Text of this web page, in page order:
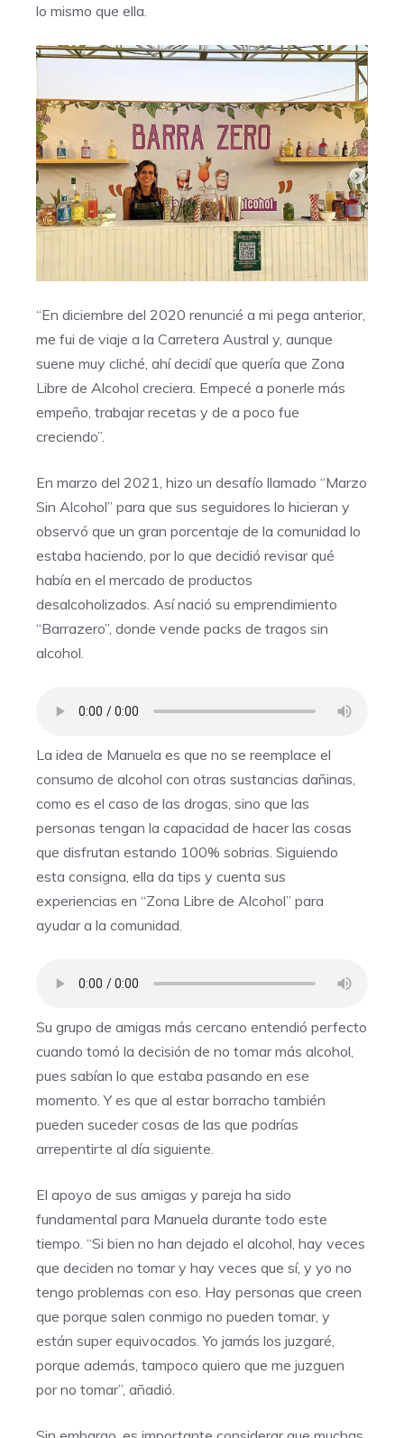
lo mismo que ella.
“En diciembre del 2020 renuncié a mi pega anterior,
me fui de viaje a la Carretera Austral y, aunque
suene muy cliché, ahí decidí que quería que Zona
Libre de Alcohol creciera. Empecé a ponerle más
empeño, trabajar recetas y de a poco fue
creciendo”.
En marzo del 2021, hizo un desafío llamado “Marzo
Sin Alcohol” para que sus seguidores lo hicieran y
observó que un gran porcentaje de la comunidad lo
estaba haciendo, por lo que decidió revisar qué
había en el mercado de productos
desalcoholizados. Así nació su emprendimiento
“Barrazero”, donde vende packs de tragos sin
alcohol.
La idea de Manuela es que no se reemplace el
consumo de alcohol con otras sustancias dañinas,
como es el caso de las drogas, sino que las
personas tengan la capacidad de hacer las cosas
que disfrutan estando 100% sobrias. Siguiendo
esta consigna, ella da tips y cuenta sus
experiencias en “Zona Libre de Alcohol” para
ayudar a la comunidad.
Su grupo de amigas más cercano entendió perfecto
cuando tomó la decisión de no tomar más alcohol,
pues sabían lo que estaba pasando en ese
momento. Y es que al estar borracho también
pueden suceder cosas de las que podrías
arrepentirte al día siguiente.
El apoyo de sus amigas y pareja ha sido
fundamental para Manuela durante todo este
tiempo. “Si bien no han dejado el alcohol, hay veces
que deciden no tomar y hay veces que sí, y yo no
tengo problemas con eso. Hay personas que creen
que porque salen conmigo no pueden tomar, y
están super equivocados. Yo jamás los juzgaré,
porque además, tampoco quiero que me juzguen
por no tomar”, añadió.